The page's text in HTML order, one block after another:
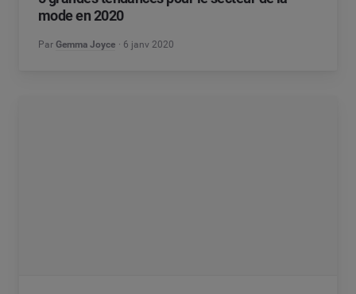
mode en 2020
Par Gemma Joyce 6 janv 2020